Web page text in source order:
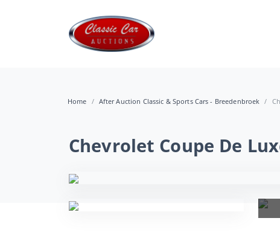
Home After Auction Classic & Sports Cars - Breedenbroek
Chevrolet Coupe De